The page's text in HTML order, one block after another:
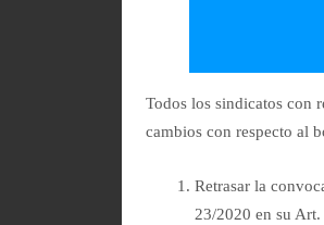
Todos los sindicatos con
cambios con respecto al
Retrasar la
23/2020 en su Art.